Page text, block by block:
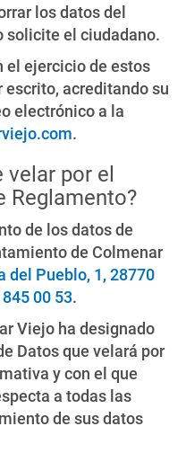
los datos del
solicite el ciudadano.
el ejercicio de estos
acreditando su
electrónico a la
.
velar por el
Reglamento?
de los datos de
de Colmenar
del Pueblo, 1, 28770
00 53.
Viejo ha designado
Datos que velará por
y con el que
a todas las
de sus datos